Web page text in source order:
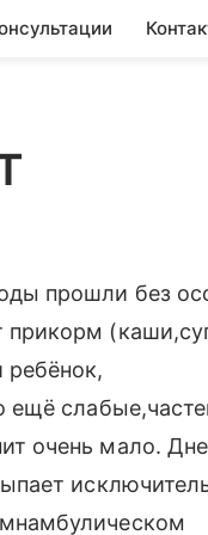
прошли без
прикорм
ещё
очень мало.